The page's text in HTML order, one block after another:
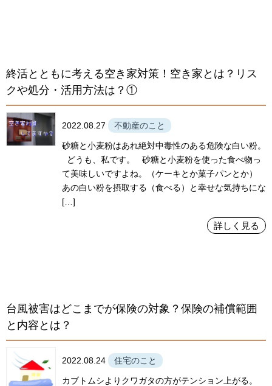
終活とともに考える空き家対策！空き家とは？リス
クや処分・活用方法は？①
2022.08.27 不動産のこと
砂糖と小麦粉はあれ絶対中毒性のある危険な白い粉。
どうも、私です。 砂糖と小麦粉を使った食べ物っ
て美味しいですよね。（ケーキとか菓子パンとか）
あの白い粉を摂取する（食べる）と幸せな気持ちにな
[…]
詳しく見る
台風被害はどこまでが保険の対象？保険の補償範囲
と内容とは？
2022.08.24 住宅のこと
カブトムシよりクワガタの方がテンション上がる。